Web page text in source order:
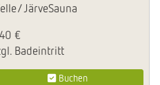
JärveSauna
€
Badeintritt
Buchen